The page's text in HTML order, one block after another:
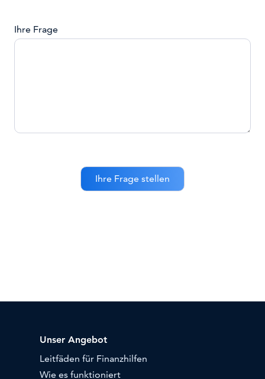
Ihre Frage
Unser Angebot
Leitfäden für Finanzhilfen
Wie es funktioniert